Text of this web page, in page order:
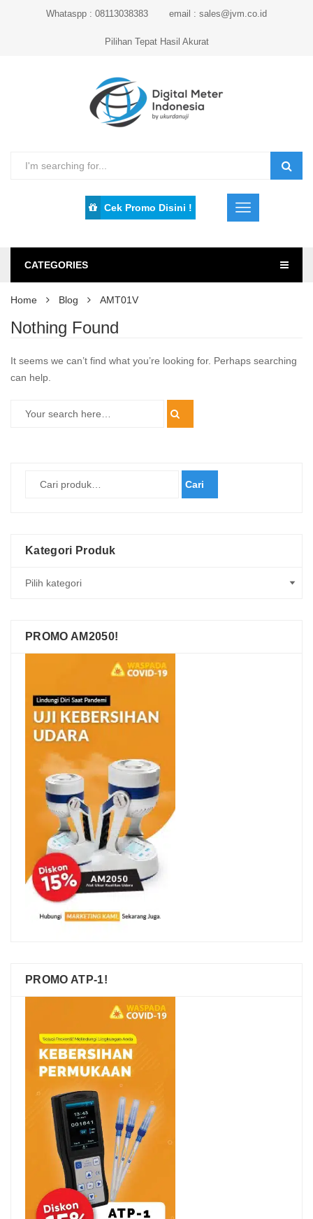
Whataspp : 08113038383 email : sales@jvm.co.id
Pilihan Tepat Hasil Akurat
Cek Promo Disini !
CATEGORIES
Home Blog AMT01V
Nothing Found
It seems we can’t find what you’re looking for. Perhaps searching
can help.
Cari
Kategori Produk
PROMO AM2050!
PROMO ATP-1!